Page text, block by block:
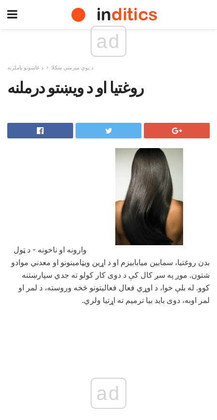
ad
د یوې میرمنې ښکلا د غاښونو پاملرنه
روغتیا او د ویښتو درملنه
وارونه او ناخونه - د ټول
بدن روغتیا، سمابین میابابیزم او د اړین ویټامینونو او معدني موادو
شتون. موږ په سږ کال کې د دوی کار کولو ته جدي سپارښتنه
کوو. له بلې خوا، د اوړي فعال فعالیتونو څخه وروسته، د لمر او
لمر اوبه، دوی باید بیا ترمیم ته اړتیا ولري.
ad